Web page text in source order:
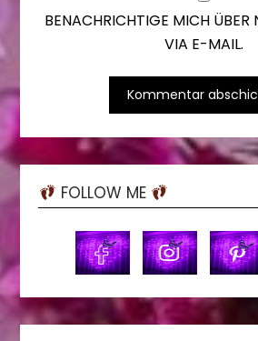
BENACHRICHTIGE MICH ÜBER
VIA E-MAIL.
FOLLOW ME